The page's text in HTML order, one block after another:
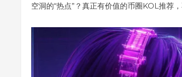
空洞的“热点”？真正有价值的币圈KOL推荐